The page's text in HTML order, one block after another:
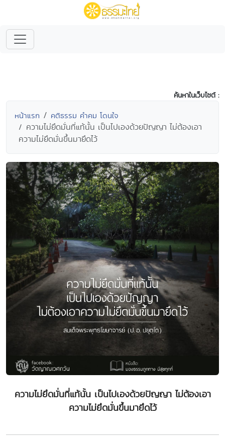
ค้นหาในเว็บไซต์ :
หน้าแรก คติธรรม คำคม โดนใจ
ความไม่ยึดมั่นที่แท้นั้น เป็นไปเองด้วยปัญญา ไม่ต้องเอา
ความไม่ยึดมั่นขึ้นมายึดไว้
ความไม่ยึดมั่นที่แท้นั้น เป็นไปเองด้วยปัญญา ไม่ต้องเอา
ความไม่ยึดมั่นขึ้นมายึดไว้